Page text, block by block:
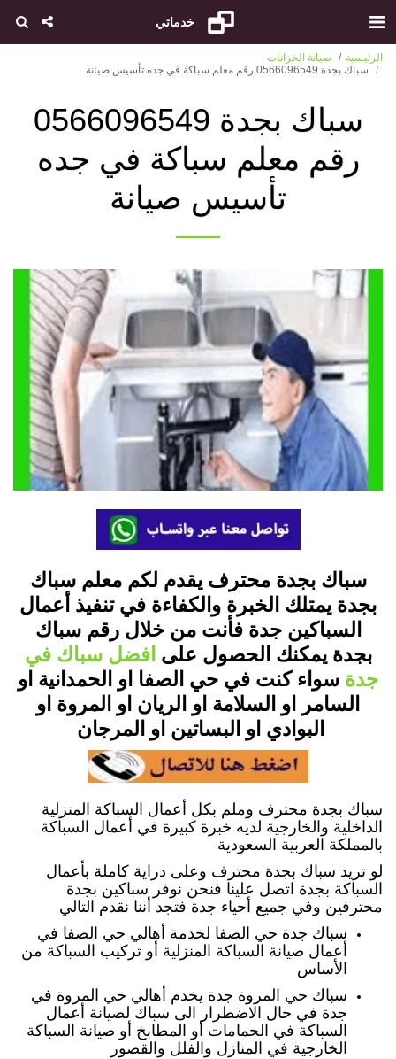
خدماتي
الرئيسية
صيانة الخزانات
سباك بجدة 0566096549 رقم معلم سباكة في جده تأسيس صيانة
سباك بجدة 0566096549
رقم معلم سباكة في جده
تأسيس صيانة
سباك بجدة محترف يقدم لكم معلم سباك
بجدة يمتلك الخبرة والكفاءة في تنفيذ أعمال
السباكين جدة فأنت من خلال رقم سباك
بجدة يمكنك الحصول على افضل سباك في
جدة سواء كنت في حي الصفا او الحمدانية او
السامر او السلامة او الريان او المروة او
البوادي او البساتين او المرجان
سباك بجدة محترف وملم بكل أعمال السباكة المنزلية
الداخلية والخارجية لديه خبرة كبيرة في أعمال السباكة
بالمملكة العربية السعودية
لو تريد سباك بجدة محترف وعلى دراية كاملة بأعمال
السباكة بجدة اتصل علينا فنحن نوفر سباكين بجدة
محترفين وفي جميع أحياء جدة فتجد أننا نقدم التالي
سباك جدة حي الصفا لخدمة أهالي حي الصفا في
أعمال صيانة السباكة المنزلية أو تركيب السباكة من
الأساس
سباك حي المروة جدة يخدم أهالي حي المروة في
جدة في حال الاضطرار الى سباك لصيانة أعمال
السباكة في الحمامات أو المطابخ أو صيانة السباكة
الخارجية في المنازل والفلل والقصور